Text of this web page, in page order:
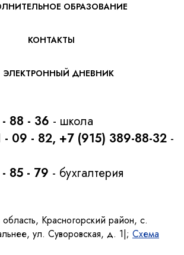
ОБРАЗОВАНИЕ
КОНТАКТЫ
ЭЛЕКТРОННЫЙ ДНЕВНИК
88 - 36 - школа
09 - 82, +7 (915) 389-88-32 -
85 - 79 - бухгалтерия
Красногорский район, с.
ул. Суворовская, д. 1|; Схема